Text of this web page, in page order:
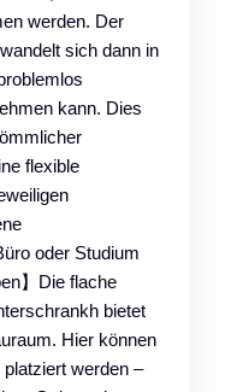
werden. Der
sich dann in
kann. Dies
flexible
oder Studium
】Die flache
bietet
Hier können
werden –